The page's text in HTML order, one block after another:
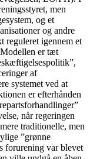
men
og et
og andre
reguleret igennem et
er tæt
af
systemet ved at
er efterhånden
når regeringen
traditionelle, men
”grønne
forurening var blevet